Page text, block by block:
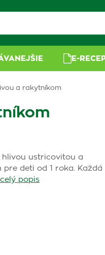
E-
a rakytníkom
hlivou ustricovitou a
deti od 1 roka. Každá
popis